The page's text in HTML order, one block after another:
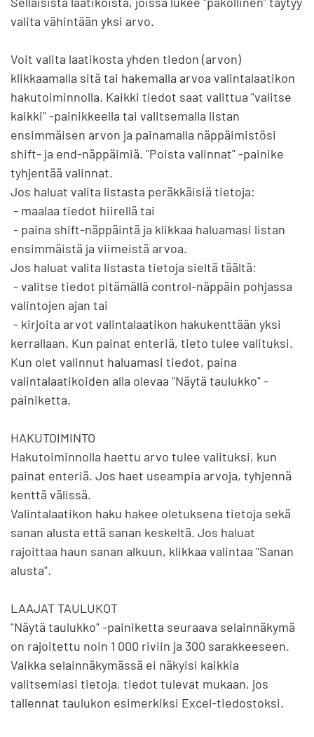
valita vähintään yksi arvo.
Voit valita laatikosta yhden tiedon (arvon)
klikkaamalla sitä tai hakemalla arvoa valintalaatikon
hakutoiminnolla. Kaikki tiedot saat valittua "valitse
kaikki" -painikkeella tai valitsemalla listan
ensimmäisen arvon ja painamalla näppäimistösi
shift- ja end-näppäimiä. "Poista valinnat" -painike
tyhjentää valinnat.
Jos haluat valita listasta peräkkäisiä tietoja:
ensimmäistä ja viimeistä arvoa.
Jos haluat valita listasta tietoja sieltä täältä:
valintojen ajan tai
kerrallaan. Kun painat enteriä, tieto tulee valituksi.
Kun olet valinnut haluamasi tiedot, paina
valintalaatikoiden alla olevaa "Näytä taulukko" -
painiketta.
HAKUTOIMINTO
Hakutoiminnolla haettu arvo tulee valituksi, kun
painat enteriä. Jos haet useampia arvoja, tyhjennä
kenttä välissä.
Valintalaatikon haku hakee oletuksena tietoja sekä
sanan alusta että sanan keskeltä. Jos haluat
rajoittaa haun sanan alkuun, klikkaa valintaa "Sanan
alusta".
LAAJAT TAULUKOT
"Näytä taulukko" -painiketta seuraava selainnäkymä
on rajoitettu noin 1 000 riviin ja 300 sarakkeeseen.
Vaikka selainnäkymässä ei näkyisi kaikkia
valitsemiasi tietoja, tiedot tulevat mukaan, jos
tallennat taulukon esimerkiksi Excel-tiedostoksi.